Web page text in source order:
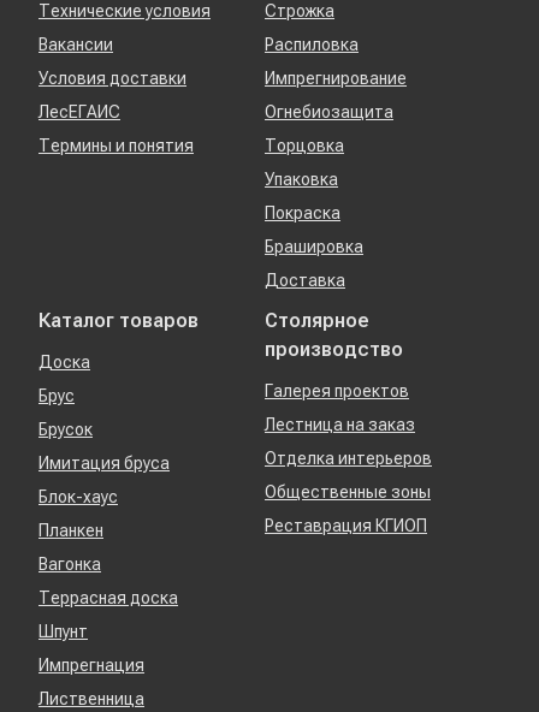
Технические условия
Вакансии
Условия доставки
ЛесЕГАИС
Термины и понятия
Строжка
Распиловка
Импрегнирование
Огнебиозащита
Торцовка
Упаковка
Покраска
Брашировка
Доставка
Каталог товаров
Доска
Брус
Брусок
Имитация бруса
Блок-хаус
Планкен
Вагонка
Террасная доска
Шпунт
Импрегнация
Лиственница
Столярное
производство
Галерея проектов
Лестница на заказ
Отделка интерьеров
Общественные зоны
Реставрация КГИОП